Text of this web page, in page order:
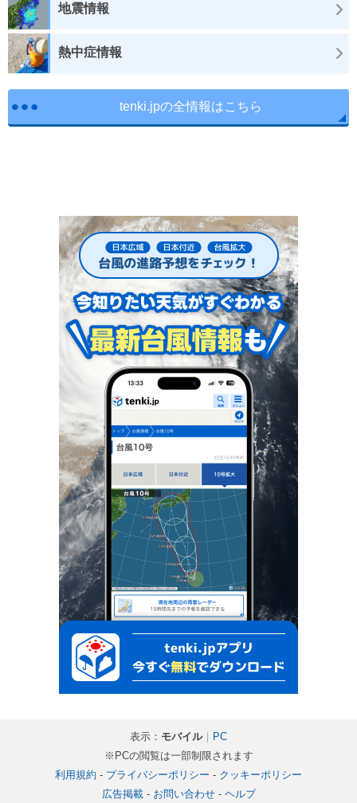
地震情報
熱中症情報
tenki.jpの全情報はこちら
表示： モバイル｜ PC
※PCの閲覧は一部制限されます
利用規約 - プライバシーポリシー - クッキーポリシー
広告掲載- お問い合わせ- ヘルプ